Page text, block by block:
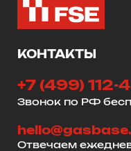
КОНТАКТЫ
+7 (499) 112-
Звонок по РФ
Отвечаем